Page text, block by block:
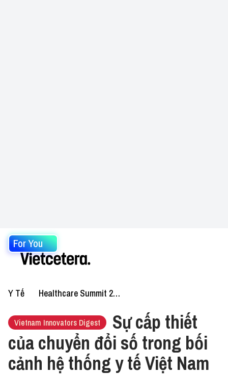
For You
Y Tế Healthcare Summit 2025
Vietnam Innovators Digest
Sự cấp thiết
của chuyển đổi số trong bối
cảnh hệ thống y tế Việt Nam